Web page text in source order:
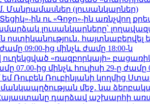
(լուսանկարներ)
ին ու «Գոջո»-ին առնչվող
լուսանկարները՝
ոստիկանություն․
09:00-ից մինչև ժամը 18:00-ն
ուղեկցված «ռազբորկայի»
07.00-ից մինչև հուլիսի 29-ը ժամը
Ռուբինյանի կողմից
մեջ․ նա
դարձավ աշխարհի